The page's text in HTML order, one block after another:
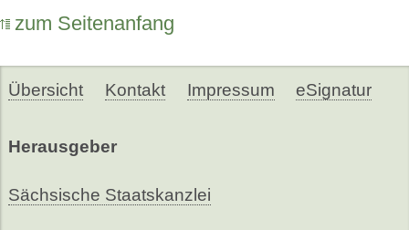
zum Seitenanfang
Übersicht Kontakt Impressum eSignatur
Herausgeber
Sächsische Staatskanzlei